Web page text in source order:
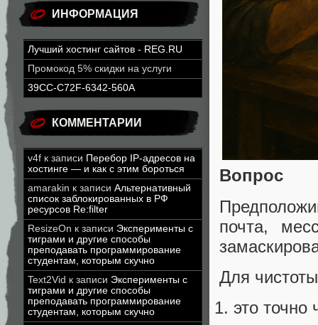
ИНФОРМАЦИЯ
Лучший хостинг сайтов - REG.RU
Промокод 5% скидки на услуги
39CC-C72F-6342-560A
КОММЕНТАРИИ
v4f к записи Перебор IP-адресов на
хостинге — и как с этим бороться
amarakin к записи Альтернативный
список заблокированных в РФ
ресурсов Re:filter
ResizeOn к записи Эксперименты с
тиграми и другие способы
преподавать программирование
студентам, которым скучно
Text2Vid к записи Эксперименты с
тиграми и другие способы
преподавать программирование
студентам, которым скучно
Вопрос
почта,
Для
это точно